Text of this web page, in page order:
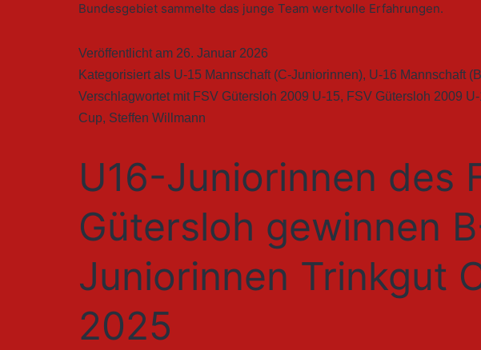
Bundesgebiet sammelte das junge Team wertvolle Erfahrungen.
Veröffentlicht am 26. Januar 2026
Kategorisiert als U-15 Mannschaft (C-Juniorinnen), U-16 Mannschaft
Verschlagwortet mit FSV Gütersloh 2009 U-15, FSV Gütersloh 2009
Cup, Steffen Willmann
U16-Juniorinnen des
Gütersloh gewinnen
Juniorinnen Trinkgut
2025